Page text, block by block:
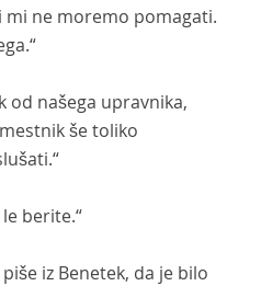
ne moremo pomagati.
od našega upravnika,
še toliko
berite.“
iz Benetek, da je bilo